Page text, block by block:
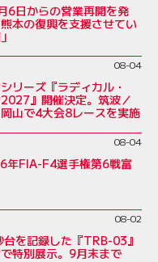
6日からの営業再開を発
本の復興を支援させてい
08-04
リーズ『ラディカル・
』開催決定。筑波／
山で4大会8レースを実施
08-04
年FIA-F4選手権第6戦富
08-02
を記録した『TRB-03』
特別展示。9月末まで